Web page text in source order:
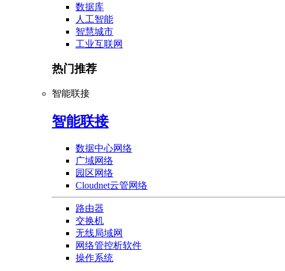
数据库
人工智能
智慧城市
工业互联网
热门推荐
智能联接
智能联接
数据中心网络
广域网络
园区网络
Cloudnet云管网络
路由器
交换机
无线局域网
网络管控析软件
操作系统